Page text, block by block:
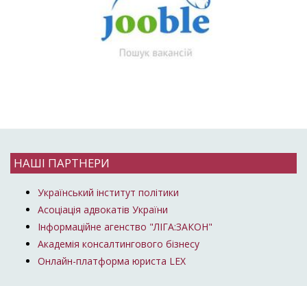
НАШІ ПАРТНЕРИ
Український інститут політики
Асоціація адвокатів України
Інформаційне агенство "ЛІГА:ЗАКОН"
Академія консалтингового бізнесу
Онлайн-платформа юриста LEX